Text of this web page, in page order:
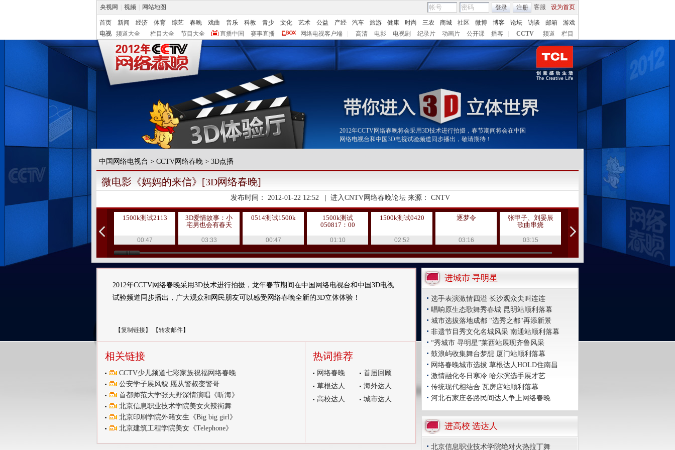
央视网 视频 网站地图 客服 设为首页
登录 注册
首页 新闻 经济 体育 综艺 春晚 戏曲 音乐 科教 青少 文化 艺术 公益 产经 汽车 旅游 健康 时尚 三农 商城 社区 微博 博客 论坛 访谈 邮箱
游戏
电视
频道大全 栏目大全 节目大全 直播中国 赛事直播 网络电视客户端 高清 电影 电视剧 纪录片 动画片 公开课 播客 CCTV 频道 栏目
2012年CCTV网络春晚将会采用3D技术进行拍摄，春节期间将会在中国
网络电视台和中国3D电视试验频道同步播出，敬请期待！
中国网络电视台 > CCTV网络春晚 > 3D点播
微电影《妈妈的来信》[3D网络春晚]
发布时间： 2012-01-22 12:52 进入CNTV网络春晚论坛来源： CNTV
1500k测试2113
00:47
3D爱情故事：小
宅男也会有春天
03:33
0514测试1500k
00:47
1500k测试
050817：00
01:10
1500k测试0420
02:52
逐梦令
03:16
张甲子、刘晏辰
歌曲串烧
03:15
万里长城永
03:52
2012年CCTV网络春晚采用3D技术进行拍摄，龙年春节期间在中国网络电视台和中国3D电视
试验频道同步播出，广大观众和网民朋友可以感受网络春晚全新的3D立体体验！
【复制链接】 【转发邮件】
相关链接
CCTV少儿频道七彩家族祝福网络春晚
公安学子展风貌 愿从警叔变警哥
首都师范大学张天野深情演唱《听海》
北京信息职业技术学院美女火辣街舞
北京印刷学院外籍女生《Big big girl》
北京建筑工程学院美女《Telephone》
热词推荐
网络春晚
首届回顾
草根达人
海外达人
高校达人
城市达人
进城市 寻明星
选手表演激情四溢 长沙观众尖叫连连
唱响原生态歌舞秀春城 昆明站顺利落幕
城市选拔落地成都 "选秀之都"再添新景
非遗节目秀文化名城风采 南通站顺利落幕
“秀城市 寻明星”莱西站展现齐鲁风采
鼓浪屿收集舞台梦想 厦门站顺利落幕
网络春晚城市选拔 草根达人HOLD住南昌
激情融化冬日寒冷 哈尔滨选手展才艺
传统现代相结合 瓦房店站顺利落幕
河北石家庄各路民间达人争上网络春晚
进高校 选达人
北京信息职业技术学院绝对火热拉丁舞